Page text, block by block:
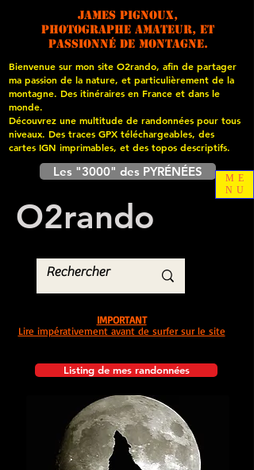
James PIGNOUX,
photographe amateur, et
passionné de montagne.
Bienvenue sur mon site O2rando, afin de partager
ma passion de la nature, et particulièrement de la
montagne. Des itinéraires en France et dans le
monde.
Découvrez une multitude de randonnées pour tous
niveaux. Des traces GPX téléchargeables, des
cartes IGN imprimables, et des topos descriptifs.
Les "3000" des PYRÉNÉES
O2rando
Listing de mes randonnées
IMPORTANT
Lire impérativement avant de surfer sur le site
ME
NU